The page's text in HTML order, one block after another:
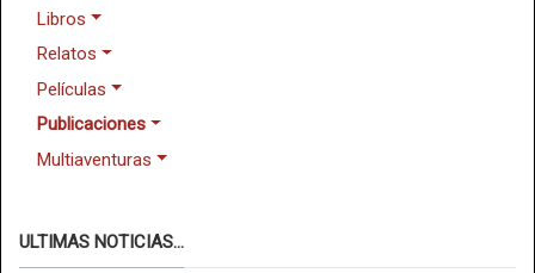
Libros
Relatos
Películas
Publicaciones
Multiaventuras
ULTIMAS NOTICIAS...